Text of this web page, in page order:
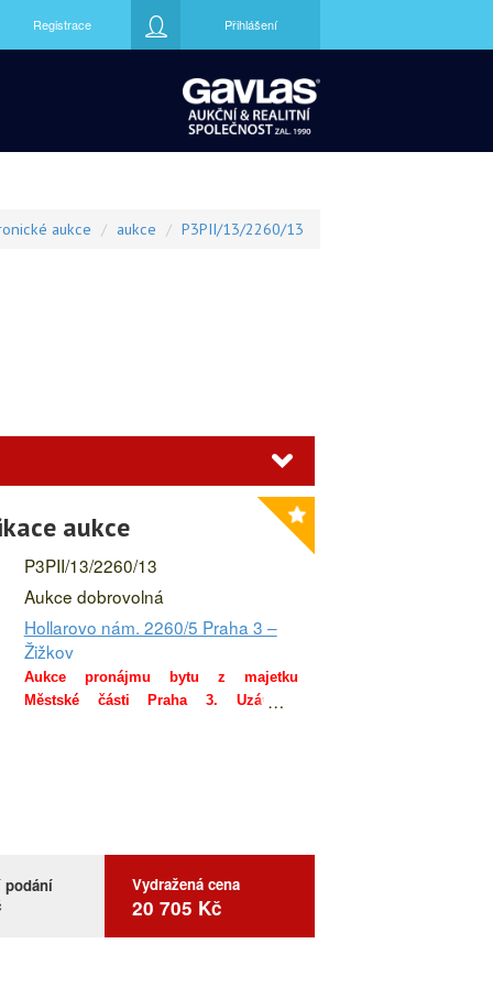
Registrace Přihlášení
aukce aukce P3PII/13/2260/13
aukce
P3PII/13/2260/13
Aukce dobrovolná
Hollarovo nám. 2260/5 Praha 3 –
Žižkov
Aukce pronájmu bytu z majetku
Městské části Praha 3. Uzávěrka
Švýcarska, Norska a Islandu.
podání
Vydražená cena
20 705 Kč